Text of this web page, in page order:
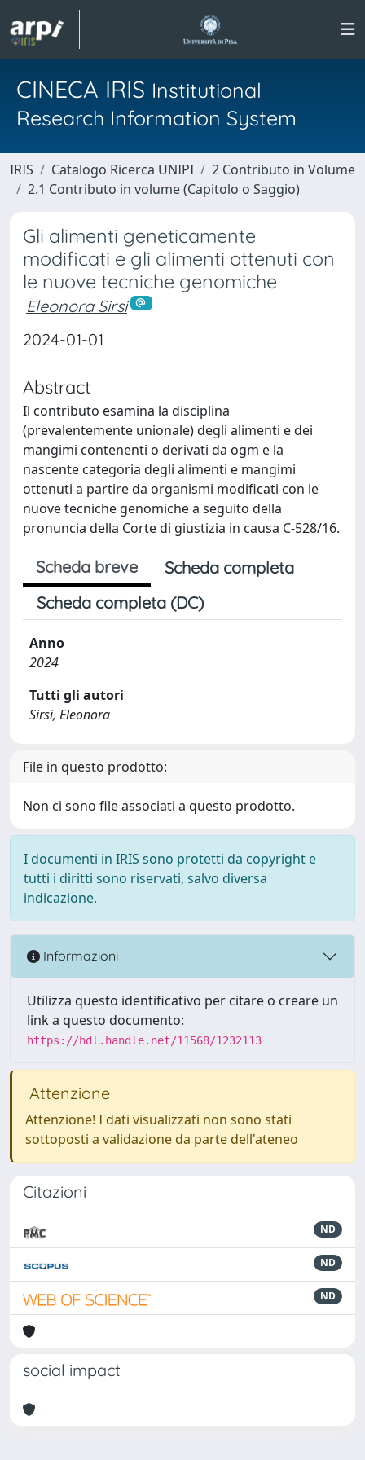
CINECA IRIS Institutional
Research Information System
IRIS Catalogo Ricerca UNIPI
2 Contributo in Volume
2.1 Contributo in volume (Capitolo o Saggio)
Gli alimenti geneticamente
modificati e gli alimenti ottenuti con
le nuove tecniche genomiche
Eleonora Sirsi
2024-01-01
Abstract
Il contributo esamina la disciplina
(prevalentemente unionale) degli alimenti e dei
mangimi contenenti o derivati da ogm e la
nascente categoria degli alimenti e mangimi
ottenuti a partire da organismi modificati con le
nuove tecniche genomiche a seguito della
pronuncia della Corte di giustizia in causa C-528/16.
Scheda breve
Scheda completa
Scheda completa (DC)
Anno
2024
Tutti gli autori
Sirsi, Eleonora
File in questo prodotto:
Non ci sono file associati a questo prodotto.
I documenti in IRIS sono protetti da copyright e
tutti i diritti sono riservati, salvo diversa
indicazione.
Informazioni
Utilizza questo identificativo per citare o creare un
link a questo documento:
https://hdl.handle.net/11568/1232113
Attenzione
Attenzione! I dati visualizzati non sono stati
sottoposti a validazione da parte dell'ateneo
Citazioni
ND
ND
ND
social impact